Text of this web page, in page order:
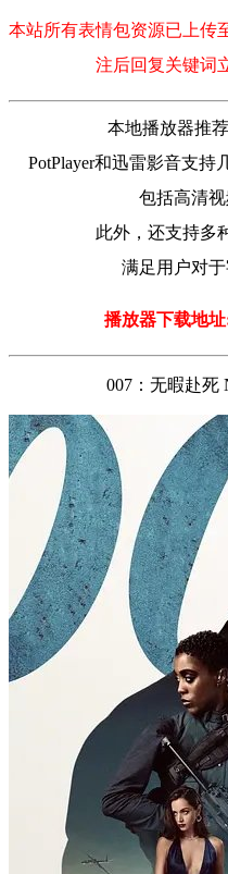
本站所有表情包资源已上传
注后回复关键词
本地播放器推
PotPlayer和迅雷影音支
包括高清
此外，还支持多
满足用户对
播放器下载地
007：无暇赴死